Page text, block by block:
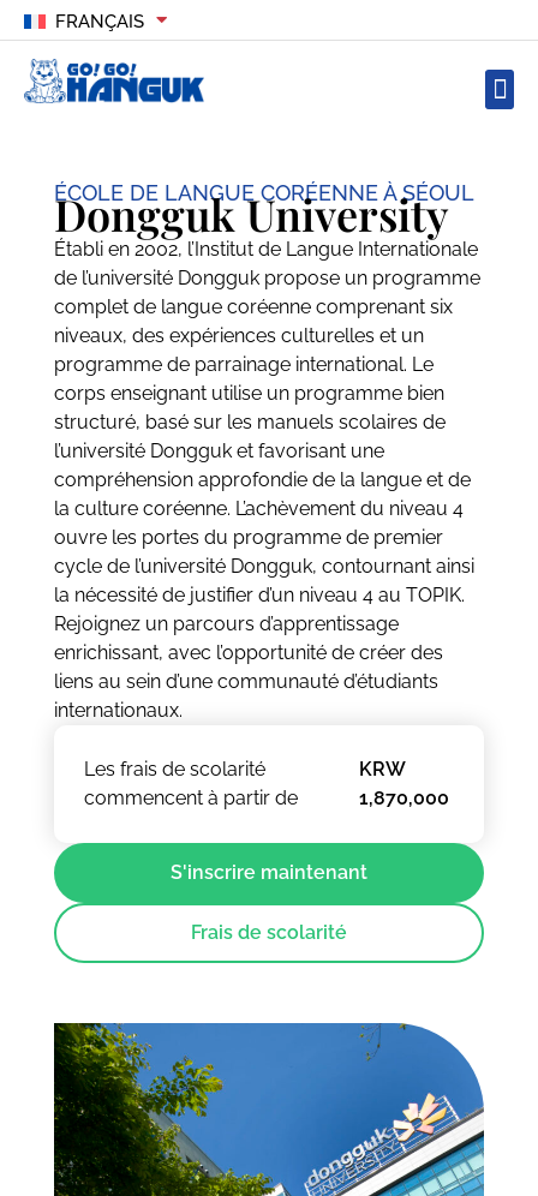
FRANÇAIS
ÉCOLE DE LANGUE CORÉENNE À SÉOUL
Dongguk University
Établi en 2002, l’Institut de Langue Internationale
de l’université Dongguk propose un programme
complet de langue coréenne comprenant six
niveaux, des expériences culturelles et un
programme de parrainage international. Le
corps enseignant utilise un programme bien
structuré, basé sur les manuels scolaires de
l’université Dongguk et favorisant une
compréhension approfondie de la langue et de
la culture coréenne. L’achèvement du niveau 4
ouvre les portes du programme de premier
cycle de l’université Dongguk, contournant ainsi
la nécessité de justifier d’un niveau 4 au TOPIK.
Rejoignez un parcours d’apprentissage
enrichissant, avec l’opportunité de créer des
liens au sein d’une communauté d’étudiants
internationaux.
Les frais de scolarité
commencent à partir de
KRW
1,870,000
S'inscrire maintenant
Frais de scolarité